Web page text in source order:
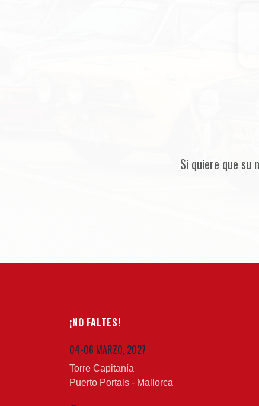
Si quiere que
¡NO FALTES!
04-06 MARZO, 2027
Torre Capitanía
Puerto Portals - Mallorca